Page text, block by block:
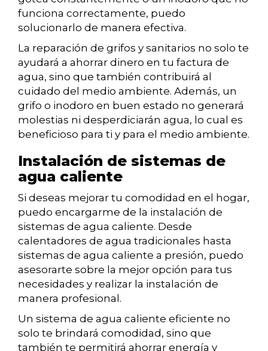
funciona correctamente, puedo
solucionarlo de manera efectiva.
La reparación de grifos y sanitarios no solo te
ayudará a ahorrar dinero en tu factura de
agua, sino que también contribuirá al
cuidado del medio ambiente. Además, un
grifo o inodoro en buen estado no generará
molestias ni desperdiciarán agua, lo cual es
beneficioso para ti y para el medio ambiente.
Instalación de sistemas de
agua caliente
Si deseas mejorar tu comodidad en el hogar,
puedo encargarme de la instalación de
sistemas de agua caliente. Desde
calentadores de agua tradicionales hasta
sistemas de agua caliente a presión, puedo
asesorarte sobre la mejor opción para tus
necesidades y realizar la instalación de
manera profesional.
Un sistema de agua caliente eficiente no
solo te brindará comodidad, sino que
también te permitirá ahorrar energía y